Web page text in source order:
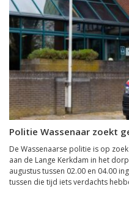
Politie Wassenaar zoekt
De Wassenaarse politie is op
aan de Lange Kerkdam in het
augustus tussen 02.00 en 04.00
tussen die tijd iets verdachts